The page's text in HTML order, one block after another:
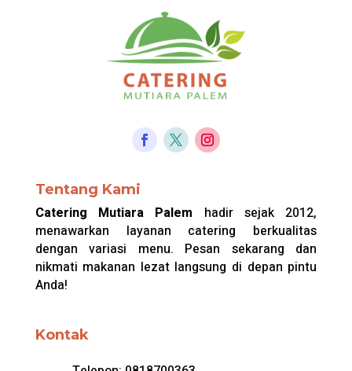
Tentang Kami
Catering Mutiara Palem hadir sejak 2012,
menawarkan layanan catering berkualitas
dengan variasi menu. Pesan sekarang dan
nikmati makanan lezat langsung di depan pintu
Anda!
Kontak